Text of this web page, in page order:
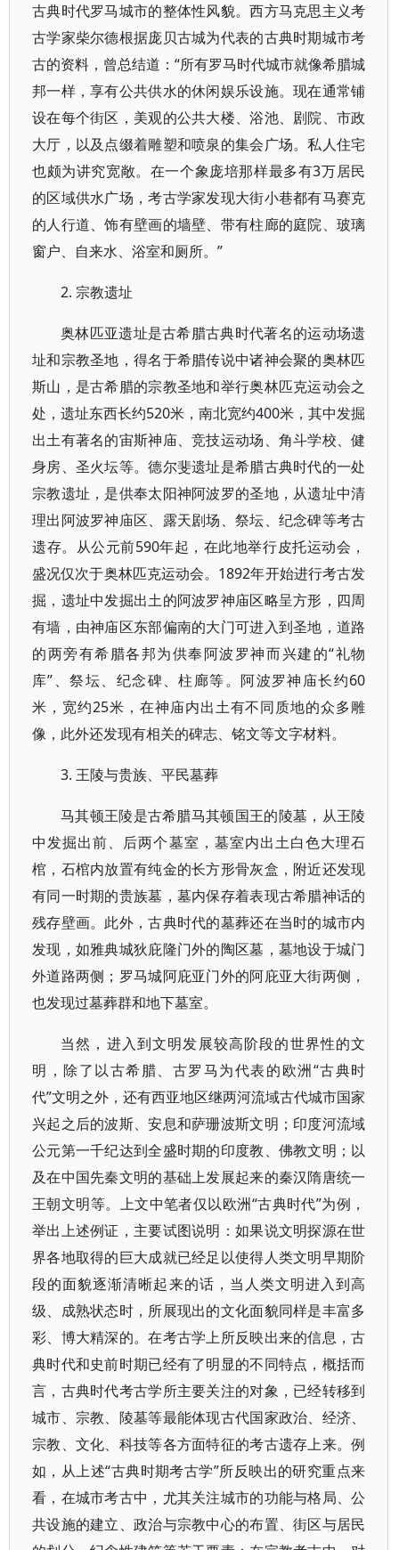
古典时代罗马城市的整体性风貌。西方马克思主义考
古学家柴尔德根据庞贝古城为代表的古典时期城市考
古的资料，曾总结道：“所有罗马时代城市就像希腊城
邦一样，享有公共供水的休闲娱乐设施。现在通常铺
设在每个街区，美观的公共大楼、浴池、剧院、市政
大厅，以及点缀着雕塑和喷泉的集会广场。私人住宅
也颇为讲究宽敞。在一个象庞培那样最多有3万居民
的区域供水广场，考古学家发现大街小巷都有马赛克
的人行道、饰有壁画的墙壁、带有柱廊的庭院、玻璃
窗户、自来水、浴室和厕所。”
2. 宗教遗址
奥林匹亚遗址是古希腊古典时代著名的运动场遗
址和宗教圣地，得名于希腊传说中诸神会聚的奥林匹
斯山，是古希腊的宗教圣地和举行奥林匹克运动会之
处，遗址东西长约520米，南北宽约400米，其中发掘
出土有著名的宙斯神庙、竞技运动场、角斗学校、健
身房、圣火坛等。德尔斐遗址是希腊古典时代的一处
宗教遗址，是供奉太阳神阿波罗的圣地，从遗址中清
理出阿波罗神庙区、露天剧场、祭坛、纪念碑等考古
遗存。从公元前590年起，在此地举行皮托运动会，
盛况仅次于奥林匹克运动会。1892年开始进行考古发
掘，遗址中发掘出土的阿波罗神庙区略呈方形，四周
有墙，由神庙区东部偏南的大门可进入到圣地，道路
的两旁有希腊各邦为供奉阿波罗神而兴建的“礼物
库”、祭坛、纪念碑、柱廊等。阿波罗神庙长约60
米，宽约25米，在神庙内出土有不同质地的众多雕
像，此外还发现有相关的碑志、铭文等文字材料。
3. 王陵与贵族、平民墓葬
马其顿王陵是古希腊马其顿国王的陵墓，从王陵
中发掘出前、后两个墓室，墓室内出土白色大理石
棺，石棺内放置有纯金的长方形骨灰盒，附近还发现
有同一时期的贵族墓，墓内保存着表现古希腊神话的
残存壁画。此外，古典时代的墓葬还在当时的城市内
发现，如雅典城狄庇隆门外的陶区墓，墓地设于城门
外道路两侧；罗马城阿庇亚门外的阿庇亚大街两侧，
也发现过墓葬群和地下墓室。
当然，进入到文明发展较高阶段的世界性的文
明，除了以古希腊、古罗马为代表的欧洲“古典时
代”文明之外，还有西亚地区继两河流域古代城市国家
兴起之后的波斯、安息和萨珊波斯文明；印度河流域
公元第一千纪达到全盛时期的印度教、佛教文明；以
及在中国先秦文明的基础上发展起来的秦汉隋唐统一
王朝文明等。上文中笔者仅以欧洲“古典时代”为例，
举出上述例证，主要试图说明：如果说文明探源在世
界各地取得的巨大成就已经足以使得人类文明早期阶
段的面貌逐渐清晰起来的话，当人类文明进入到高
级、成熟状态时，所展现出的文化面貌同样是丰富多
彩、博大精深的。在考古学上所反映出来的信息，古
典时代和史前时期已经有了明显的不同特点，概括而
言，古典时代考古学所主要关注的对象，已经转移到
城市、宗教、陵墓等最能体现古代国家政治、经济、
宗教、文化、科技等各方面特征的考古遗存上来。例
如，从上述“古典时期考古学”所反映出的研究重点来
看，在城市考古中，尤其关注城市的功能与格局、公
共设施的建立、政治与宗教中心的布置、街区与居民